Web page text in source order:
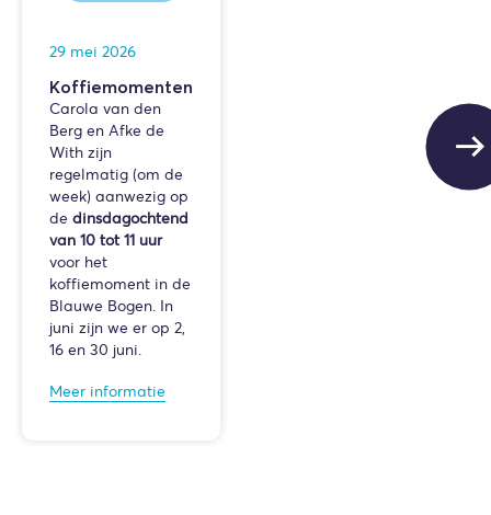
29 mei 2026
Koffiemomenten
Carola van den
Berg en Afke de
With zijn
regelmatig (om de
week) aanwezig op
de dinsdagochtend
van 10 tot 11 uur
voor het
koffiemoment in de
Blauwe Bogen. In
juni zijn we er op 2,
16 en 30 juni.
Meer informatie